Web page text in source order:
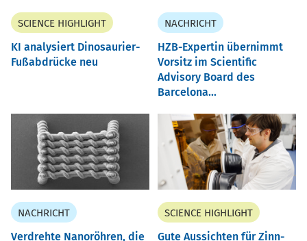
SCIENCE HIGHLIGHT
KI analysiert Dinosaurier-
Fußabdrücke neu
NACHRICHT
HZB-Expertin übernimmt
Vorsitz im Scientific
Advisory Board des
Barcelona...
NACHRICHT
Verdrehte Nanoröhren, die
SCIENCE HIGHLIGHT
Gute Aussichten für Zinn-